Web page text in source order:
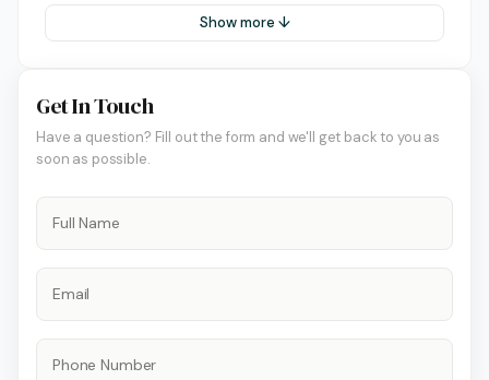
Show more ↓
Get In Touch
Have a question? Fill out the form and we'll get back to you as
soon as possible.